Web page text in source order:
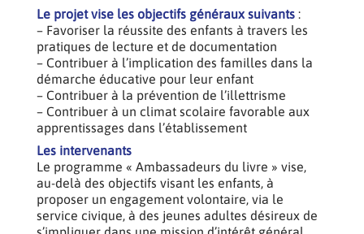
Le projet vise les objectifs généraux suivants:
– Favoriser la réussite des enfants à travers les
pratiques de lecture et de documentation
– Contribuer à l’implication des familles dans la
démarche éducative pour leur enfant
– Contribuer à la prévention de l’illettrisme
– Contribuer à un climat scolaire favorable aux
apprentissages dans l’établissement
Les intervenants
Le programme « Ambassadeurs du livre » vise,
au-delà des objectifs visant les enfants, à
proposer un engagement volontaire, via le
service civique, à des jeunes adultes désireux de